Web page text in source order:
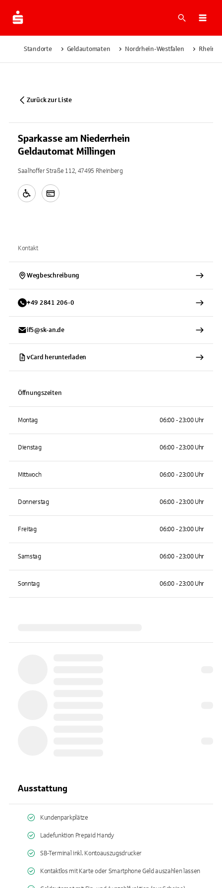
Suche
Standorte Geldautomaten Nordrhein-Westfalen
Zurück zur Liste
Sparkasse am Niederrhein
Geldautomat Millingen
Saalhoffer Straße 112, 47495 Rheinberg
Kontakt
Wegbeschreibung
+49 2841 206-0
if5@sk-an.de
vCard herunterladen
Öffnungszeiten
Montag 06:00 - 23:00 Uhr
Dienstag 06:00 - 23:00 Uhr
Mittwoch 06:00 - 23:00 Uhr
Donnerstag 06:00 - 23:00 Uhr
Freitag 06:00 - 23:00 Uhr
Samstag 06:00 - 23:00 Uhr
Sonntag 06:00 - 23:00 Uhr
Ausstattung
Kundenparkplätze
Ladefunktion Prepaid Handy
SB-Terminal inkl. Kontoauszugsdrucker
Kontaktlos mit Karte oder Smartphone Geld auszahlen lassen